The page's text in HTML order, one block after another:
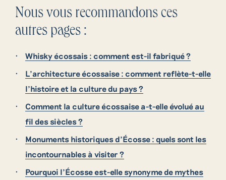
Nous vous recommandons ces
autres pages :
Whisky écossais : comment est-il fabriqué ?
L’architecture écossaise : comment reflète-t-elle
l’histoire et la culture du pays ?
Comment la culture écossaise a-t-elle évolué au
fil des siècles ?
Monuments historiques d’Écosse : quels sont les
incontournables à visiter ?
Pourquoi l’Écosse est-elle synonyme de mythes